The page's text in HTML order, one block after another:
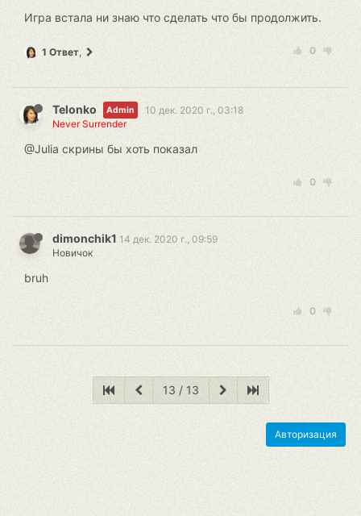
Игра встала ни знаю что сделать что бы продолжить.
0
1 Ответ,
Telonko Admin
10 дек. 2020 г., 03:18
Never Surrender
@Julia скрины бы хоть показал
0
dimonchik1 14 дек. 2020 г., 09:59
Новичок
bruh
0
13 / 13
Авторизация